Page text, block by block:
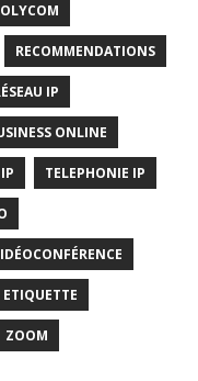
RECOMMENDATIONS
IP
ONLINE
TELEPHONIE IP
ZOOM